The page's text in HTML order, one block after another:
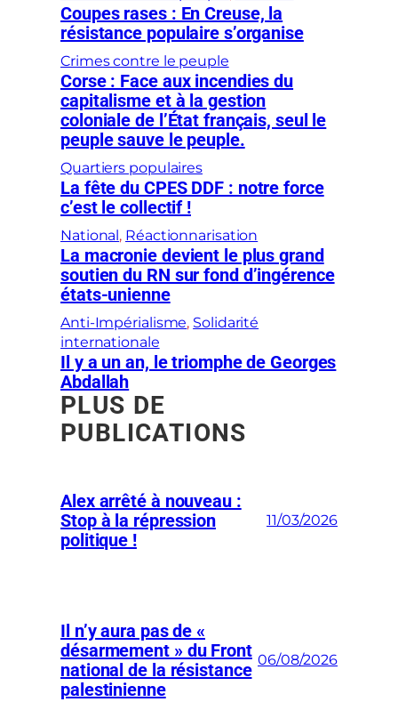
Coupes rases : En Creuse, la
résistance populaire s’organise
Crimes contre le peuple
Corse : Face aux incendies du
capitalisme et à la gestion
coloniale de l’État français, seul le
peuple sauve le peuple.
Quartiers populaires
La fête du CPES DDF : notre force
c’est le collectif !
National , Réactionnarisation
La macronie devient le plus grand
soutien du RN sur fond d’ingérence
états-unienne
Anti-Impérialisme, Solidarité
internationale
Il y a un an, le triomphe de Georges
Abdallah
PLUS DE
PUBLICATIONS
Alex arrêté à nouveau :
Stop à la répression
politique !
11/03/2026
Il n’y aura pas de «
désarmement » du Front
national de la résistance
palestinienne
06/08/2026